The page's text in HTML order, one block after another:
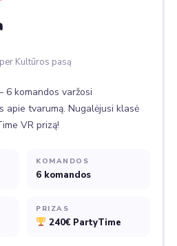
Kultūros pasą
komandos varžosi
apie tvarumą. Nugalėjusi klasė
VR prizą!
KOMANDOS
6 komandos
PRIZAS
240€ PartyTime